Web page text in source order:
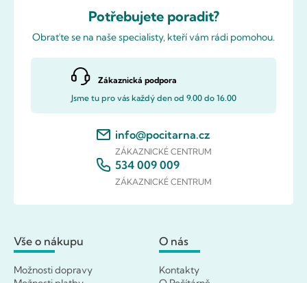
Potřebujete poradit?
Obraťte se na naše specialisty, kteří vám rádi pomohou.
Zákaznická podpora
Jsme tu pro vás každý den od 9.00 do 16.00
info@pocitarna.cz
ZÁKAZNICKÉ CENTRUM
534 009 009
ZÁKAZNICKÉ CENTRUM
Vše o nákupu
Možnosti dopravy
O nás
Kontakty